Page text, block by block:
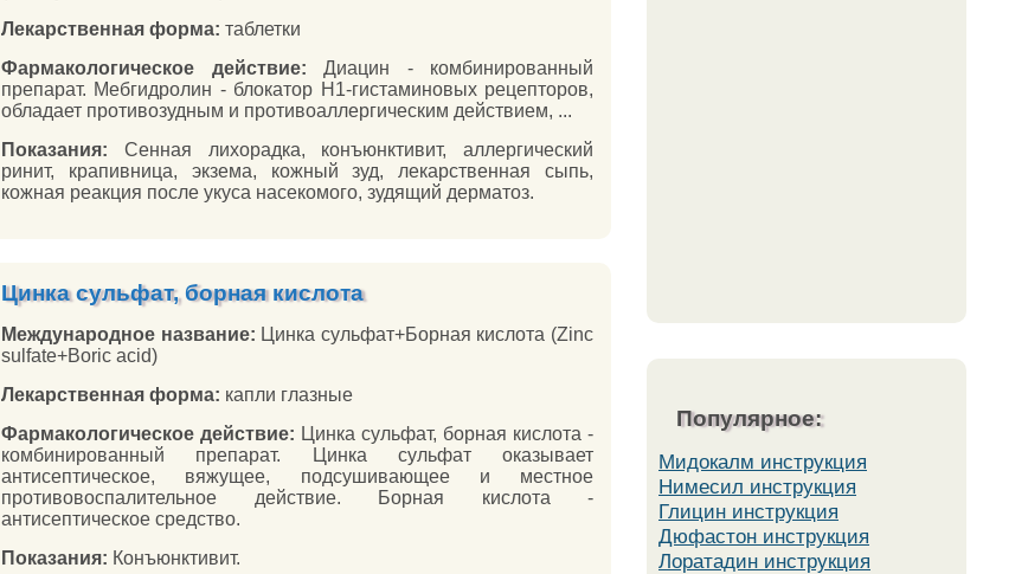
Популярное:
Мидокалм инструкция
Нимесил инструкция
Глицин инструкция
Дюфастон инструкция
Лоратадин инструкция
Лекарственная форма: таблетки
Фармакологическое действие: Диацин - комбинированный
препарат. Мебгидролин - блокатор H1-гистаминовых рецепторов,
обладает противозудным и противоаллергическим действием, ...
Показания: Сенная лихорадка, конъюнктивит, аллергический
ринит, крапивница, экзема, кожный зуд, лекарственная сыпь,
кожная реакция после укуса насекомого, зудящий дерматоз.
Цинка сульфат, борная кислота
Международное название: Цинка сульфат+Борная кислота (Zinc
sulfate+Boric acid)
Лекарственная форма: капли глазные
Фармакологическое действие: Цинка сульфат, борная кислота -
комбинированный препарат. Цинка сульфат оказывает
антисептическое, вяжущее, подсушивающее и местное
противовоспалительное действие. Борная кислота -
антисептическое средство.
Показания: Конъюнктивит.